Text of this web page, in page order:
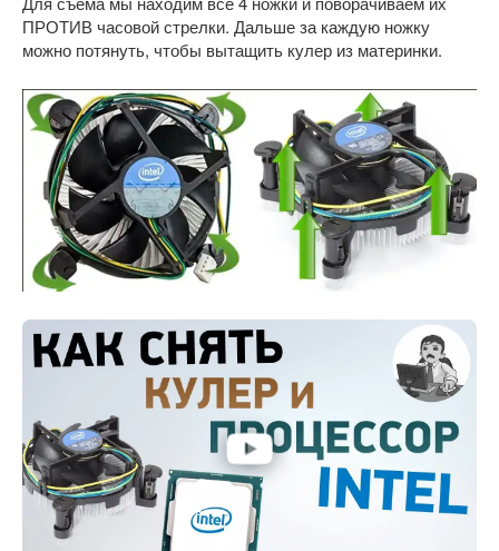
ПРОТИВ часовой стрелки. Дальше за каждую ножку
можно потянуть, чтобы вытащить кулер из материнки.